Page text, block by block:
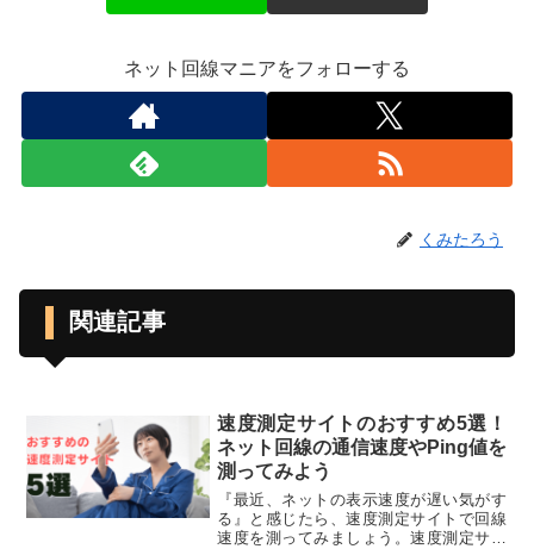
ネット回線マニアをフォローする
くみたろう
関連記事
速度測定サイトのおすすめ5選！
ネット回線の通信速度やPing値を
測ってみよう
『最近、ネットの表示速度が遅い気がす
る』と感じたら、速度測定サイトで回線
速度を測ってみましょう。速度測定サイ